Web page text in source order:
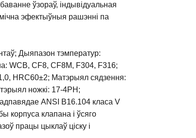
ўзораў, індывідуальная
эфектыўныя рашэнні па
Дыяпазон тэмператур:
WCB, CF8, CF8M, F304, F316;
HRC60±2; Матэрыял сядзення:
ножкі: 17-4PH;
ANSI B16.104 класа V
корпуса клапана і ўсяго
працы цыклаў ціску і